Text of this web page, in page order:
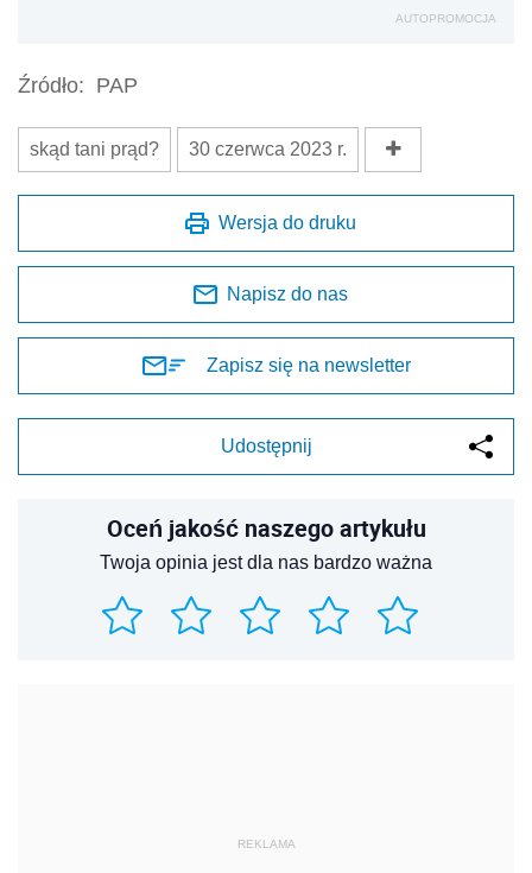
AUTOPROMOCJA
Źródło: PAP
skąd tani prąd? 30 czerwca 2023 r.
Wersja do druku
Napisz do nas
Zapisz się na newsletter
Udostępnij
Oceń jakość naszego artykułu
Twoja opinia jest dla nas bardzo ważna
REKLAMA